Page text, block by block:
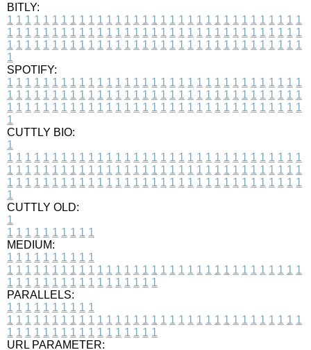
BITLY:
1 1 1 1 1 1 1 1 1 1 1 1 1 1 1 1 1 1 1 1 1 1 1 1 1 1 1 1 1 1 1 1 1
1 1 1 1 1 1 1 1 1 1 1 1 1 1 1 1 1 1 1 1 1 1 1 1 1 1 1 1 1 1 1 1 1
1 1 1 1 1 1 1 1 1 1 1 1 1 1 1 1 1 1 1 1 1 1 1 1 1 1 1 1 1 1 1 1 1
1
SPOTIFY:
1 1 1 1 1 1 1 1 1 1 1 1 1 1 1 1 1 1 1 1 1 1 1 1 1 1 1 1 1 1 1 1 1
1 1 1 1 1 1 1 1 1 1 1 1 1 1 1 1 1 1 1 1 1 1 1 1 1 1 1 1 1 1 1 1 1
1 1 1 1 1 1 1 1 1 1 1 1 1 1 1 1 1 1 1 1 1 1 1 1 1 1 1 1 1 1 1 1 1
1
CUTTLY BIO:
1
1 1 1 1 1 1 1 1 1 1 1 1 1 1 1 1 1 1 1 1 1 1 1 1 1 1 1 1 1 1 1 1 1
1 1 1 1 1 1 1 1 1 1 1 1 1 1 1 1 1 1 1 1 1 1 1 1 1 1 1 1 1 1 1 1 1
1 1 1 1 1 1 1 1 1 1 1 1 1 1 1 1 1 1 1 1 1 1 1 1 1 1 1 1 1 1 1 1 1
1
CUTTLY OLD:
1
1 1 1 1 1 1 1 1 1 1
MEDIUM:
1 1 1 1 1 1 1 1 1 1
1 1 1 1 1 1 1 1 1 1 1 1 1 1 1 1 1 1 1 1 1 1 1 1 1 1 1 1 1 1 1 1 1
1 1 1 1 1 1 1 1 1 1 1 1 1 1 1 1 1
PARALLELS:
1 1 1 1 1 1 1 1 1 1
1 1 1 1 1 1 1 1 1 1 1 1 1 1 1 1 1 1 1 1 1 1 1 1 1 1 1 1 1 1 1 1 1
1 1 1 1 1 1 1 1 1 1 1 1 1 1 1 1 1
URL PARAMETER: